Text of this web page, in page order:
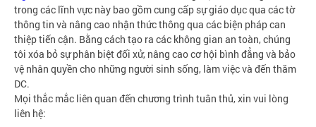
trong các lĩnh vực này bao gồm cung cấp sự giáo dục qua các tờ
thông tin và nâng cao nhận thức thông qua các biện pháp can
thiệp tiến cận. Bằng cách tạo ra các không gian an toàn, chúng
tôi xóa bỏ sự phân biệt đối xử, nâng cao cơ hội bình đẳng và bảo
vệ nhân quyền cho những người sinh sống, làm việc và đến thăm
DC.
Mọi thắc mắc liên quan đến chương trình tuân thủ, xin vui lòng
liên hệ: